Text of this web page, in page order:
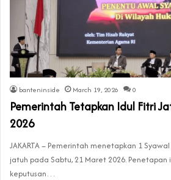
banteninside March 19, 2026 0
Pemerintah Tetapkan Idul Fitri
2026
JAKARTA – Pemerintah menetapkan 1
jatuh pada Sabtu, 21 Maret 2026.
keputusan…